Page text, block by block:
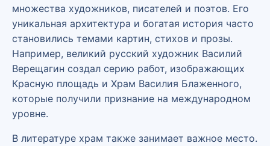
множества художников, писателей и поэтов. Его
уникальная архитектура и богатая история часто
становились темами картин, стихов и прозы.
Например, великий русский художник Василий
Верещагин создал серию работ, изображающих
Красную площадь и Храм Василия Блаженного,
которые получили признание на международном
уровне.
В литературе храм также занимает важное место.